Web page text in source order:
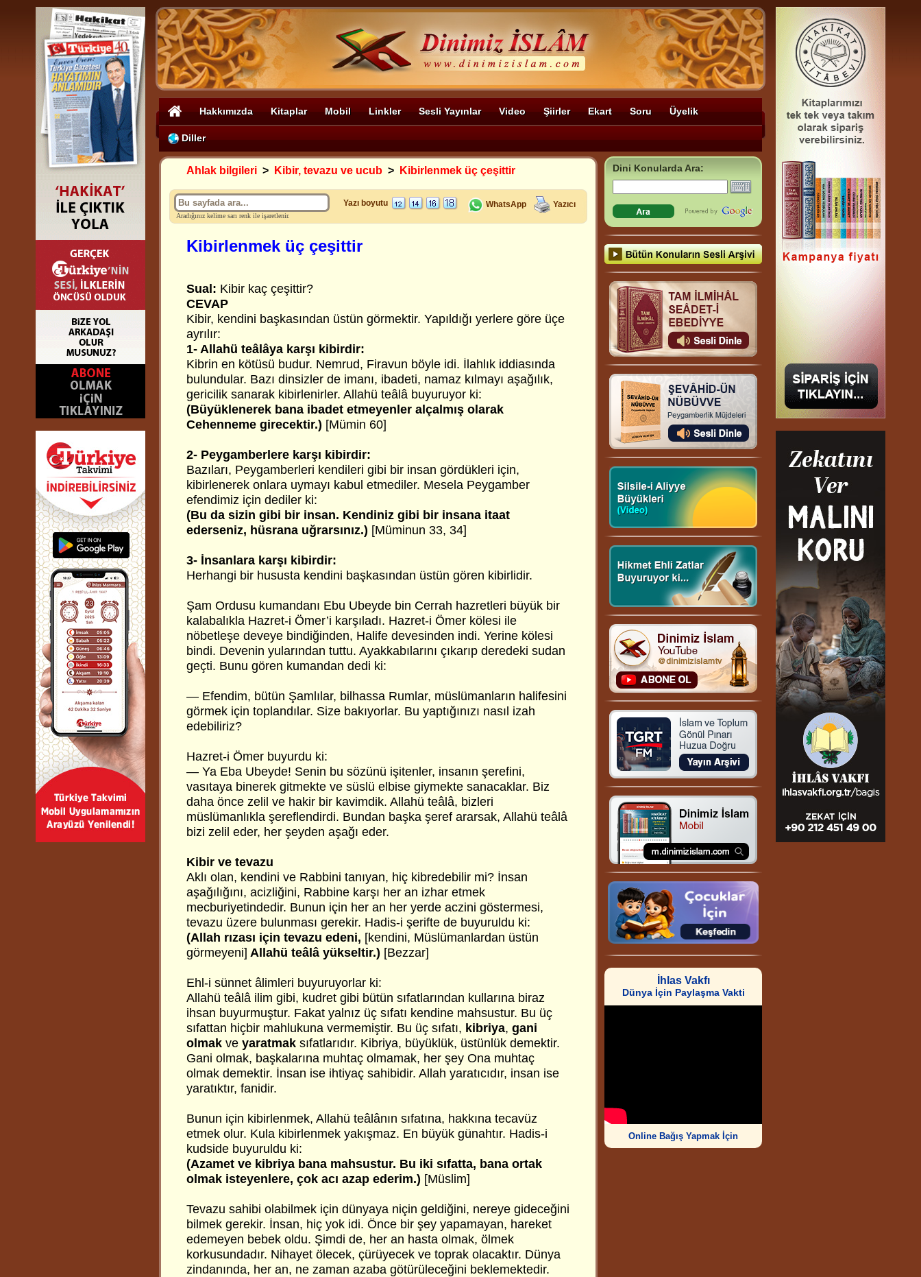
Hakkımızda Kitaplar Mobil Linkler Sesli Yayınlar Video Şiirler Ekart Soru Üyelik
Diller
Ahlak bilgileri > Kibir, tevazu ve ucub > Kibirlenmek üç çeşittir
Aradığınız kelime sarı renk ile işaretlenir.
Yazı boyutu WhatsApp Yazıcı
Kibirlenmek üç çeşittir
Sual: Kibir kaç çeşittir?
CEVAP
Kibir, kendini başkasından üstün görmektir. Yapıldığı yerlere göre üçe
ayrılır:
1- Allahü teâlâya karşı kibirdir:
Kibrin en kötüsü budur. Nemrud, Firavun böyle idi. İlahlık iddiasında
bulundular. Bazı dinsizler de imanı, ibadeti, namaz kılmayı aşağılık,
gericilik sanarak kibirlenirler. Allahü teâlâ buyuruyor ki:
(Büyüklenerek bana ibadet etmeyenler alçalmış olarak
Cehenneme girecektir.) [Mümin 60]
2- Peygamberlere karşı kibirdir:
Bazıları, Peygamberleri kendileri gibi bir insan gördükleri için,
kibirlenerek onlara uymayı kabul etmediler. Mesela Peygamber
efendimiz için dediler ki:
(Bu da sizin gibi bir insan. Kendiniz gibi bir insana itaat
ederseniz, hüsrana uğrarsınız.) [Müminun 33, 34]
3- İnsanlara karşı kibirdir:
Herhangi bir hususta kendini başkasından üstün gören kibirlidir.
Şam Ordusu kumandanı Ebu Ubeyde bin Cerrah hazretleri büyük bir
kalabalıkla Hazret-i Ömer’i karşıladı. Hazret-i Ömer kölesi ile
nöbetleşe deveye bindiğinden, Halife devesinden indi. Yerine kölesi
bindi. Devenin yularından tuttu. Ayakkabılarını çıkarıp deredeki sudan
geçti. Bunu gören kumandan dedi ki:
— Efendim, bütün Şamlılar, bilhassa Rumlar, müslümanların halifesini
görmek için toplandılar. Size bakıyorlar. Bu yaptığınızı nasıl izah
edebiliriz?
Hazret-i Ömer buyurdu ki:
— Ya Eba Ubeyde! Senin bu sözünü işitenler, insanın şerefini,
vasıtaya binerek gitmekte ve süslü elbise giymekte sanacaklar. Biz
daha önce zelil ve hakir bir kavimdik. Allahü teâlâ, bizleri
müslümanlıkla şereflendirdi. Bundan başka şeref ararsak, Allahü teâlâ
bizi zelil eder, her şeyden aşağı eder.
Kibir ve tevazu
Aklı olan, kendini ve Rabbini tanıyan, hiç kibredebilir mi? İnsan
aşağılığını, acizliğini, Rabbine karşı her an izhar etmek
mecburiyetindedir. Bunun için her an her yerde aczini göstermesi,
tevazu üzere bulunması gerekir. Hadis-i şerifte de buyuruldu ki:
(Allah rızası için tevazu edeni, [kendini, Müslümanlardan üstün
görmeyeni] Allahü teâlâ yükseltir.) [Bezzar]
Ehl-i sünnet âlimleri buyuruyorlar ki:
Allahü teâlâ ilim gibi, kudret gibi bütün sıfatlarından kullarına biraz
ihsan buyurmuştur. Fakat yalnız üç sıfatı kendine mahsustur. Bu üç
sıfattan hiçbir mahlukuna vermemiştir. Bu üç sıfatı, kibriya, gani
olmak ve yaratmak sıfatlarıdır. Kibriya, büyüklük, üstünlük demektir.
Gani olmak, başkalarına muhtaç olmamak, her şey Ona muhtaç
olmak demektir. İnsan ise ihtiyaç sahibidir. Allah yaratıcıdır, insan ise
yaratıktır, fanidir.
Bunun için kibirlenmek, Allahü teâlânın sıfatına, hakkına tecavüz
etmek olur. Kula kibirlenmek yakışmaz. En büyük günahtır. Hadis-i
kudside buyuruldu ki:
(Azamet ve kibriya bana mahsustur. Bu iki sıfatta, bana ortak
olmak isteyenlere, çok acı azap ederim.) [Müslim]
Tevazu sahibi olabilmek için dünyaya niçin geldiğini, nereye gideceğini
bilmek gerekir. İnsan, hiç yok idi. Önce bir şey yapamayan, hareket
edemeyen bebek oldu. Şimdi de, her an hasta olmak, ölmek
korkusundadır. Nihayet ölecek, çürüyecek ve toprak olacaktır. Dünya
zindanında, her an, ne zaman azaba götürüleceğini beklemektedir.
Dini Konularda Ara:
İhlas Vakfı
Dünya İçin Paylaşma Vakti
Online Bağış Yapmak İçin